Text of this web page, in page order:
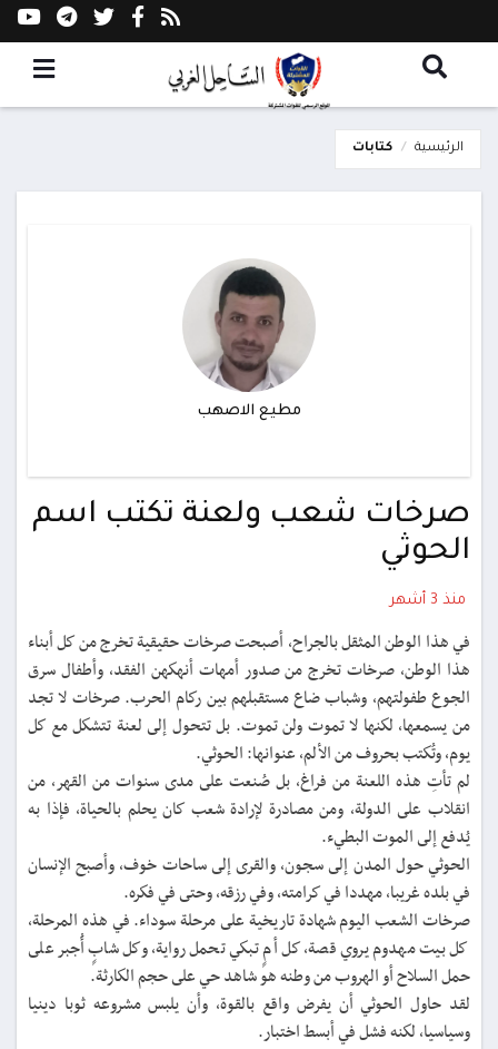
الرئيسية كتابات
مطيع الاصهب
صرخات شعب ولعنة تكتب اسم
الحوثي
منذ 3 أشهر
في هذا الوطن المثقل بالجراح، أصبحت صرخات حقيقية تخرج من كل أبناء
هذا الوطن، صرخات تخرج من صدور أمهات أنهكهن الفقد، وأطفال سرق
الجوع طفولتهم، وشباب ضاع مستقبلهم بين ركام الحرب. صرخات لا تجد
من يسمعها، لكنها لا تموت ولن تموت. بل تتحول إلى لعنة تتشكل مع كل
يوم، وتُكتب بحروف من الألم، عنوانها: الحوثي.
لم تأتِ هذه اللعنة من فراغ، بل صُنعت على مدى سنوات من القهر، من
انقلاب على الدولة، ومن مصادرة لإرادة شعب كان يحلم بالحياة، فإذا به
يُدفع إلى الموت البطيء.
الحوثي حول المدن إلى سجون، والقرى إلى ساحات خوف، وأصبح الإنسان
في بلده غريبا، مهددا في كرامته، وفي رزقه، وحتى في فكره.
صرخات الشعب اليوم شهادة تاريخية على مرحلة سوداء. في هذه المرحلة،
كل بيت مهدوم يروي قصة، كل أمٍ تبكي تحمل رواية، وكل شابٍ أُجبر على
حمل السلاح أو الهروب من وطنه هو شاهد حي على حجم الكارثة.
لقد حاول الحوثي أن يفرض واقع بالقوة، وأن يلبس مشروعه ثوبا دينيا
وسياسيا، لكنه فشل في أبسط اختبار.